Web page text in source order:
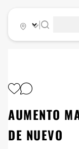
AUMENTO
DE NUEVO